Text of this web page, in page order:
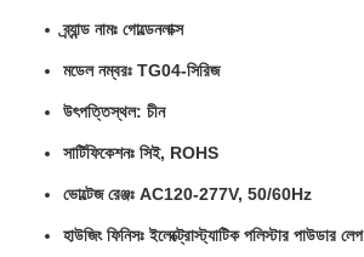
ব্র্যান্ড নামঃ গোল্ডেনলাক্স
মডেল নম্বরঃ TG04-সিরিজ
উৎপত্তিস্থল: চীন
সার্টিফিকেশনঃ সিই, ROHS
ভোল্টেজ রেঞ্জঃ AC120-277V, 50/60Hz
হাউজিং ফিনিসঃ ইলেক্ট্রোস্ট্যাটিক পলিস্টার পাউডার লেপ